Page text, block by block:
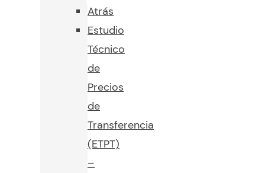
Atrás
Estudio
Técnico
de
Precios
de
Transferencia
(ETPT)
–